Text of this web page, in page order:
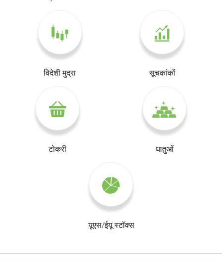
विदेशी मुद्रा सूचकांकों
टोकरी धातुओं
यूएस/ईयू स्टॉक्स